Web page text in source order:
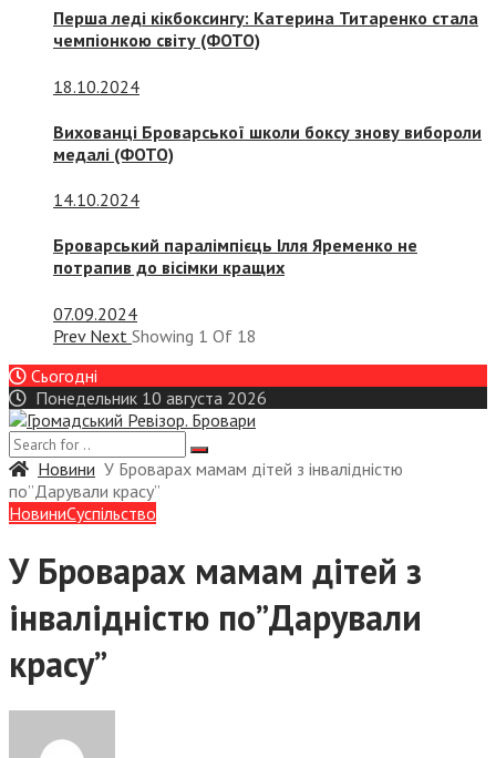
Перша леді кікбоксингу: Катерина Титаренко стала
чемпіонкою світу (ФОТО)
18.10.2024
Вихованці Броварської школи боксу знову вибороли
медалі (ФОТО)
14.10.2024
Броварський паралімпієць Ілля Яременко не
потрапив до вісімки кращих
07.09.2024
Prev Next Showing 1 Of 18
Сьогодні
Понедельник 10 августа 2026
Новини У Броварах мамам дітей з інвалідністю
по”Дарували красу”
НовиниСуспiльство
У Броварах мамам дітей з
інвалідністю по”Дарували
красу”